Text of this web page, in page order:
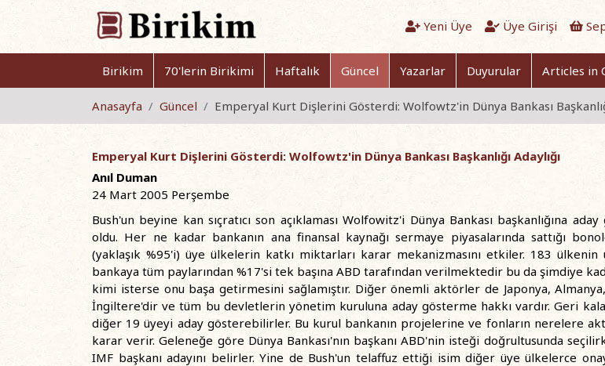
Yeni Üye Üye Girişi
Birikim 70'lerin Birikimi Haftalık Güncel Yazarlar Duyurular Articles in
Anasayfa Güncel Emperyal Kurt Dişlerini Gösterdi: Wolfowtz'in Dünya Bankası
Emperyal Kurt Dişlerini Gösterdi: Wolfowtz'in Dünya Bankası Başkanlığı Adaylığı
Anıl Duman
24 Mart 2005 Perşembe
Bush'un beyine kan sıçratıcı son açıklaması Wolfowitz'i Dünya Bankası başkanlığına
oldu. Her ne kadar bankanın ana finansal kaynağı sermaye piyasalarında sattığı
(yaklaşık %95'i) üye ülkelerin katkı miktarları karar mekanizmasını etkiler. 183 ülkenin
bankaya tüm paylarından %17'si tek başına ABD tarafından verilmektedir bu da şimdiye
kimi isterse onu başa getirmesini sağlamıştır. Diğer önemli aktörler de Japonya,
İngiltere'dir ve tüm bu devletlerin yönetim kuruluna aday gösterme hakkı vardır. Geri
diğer 19 üyeyi aday gösterebilirler. Bu kurul bankanın projelerine ve fonların nerelere
karar verir. Geleneğe göre Dünya Bankası'nın başkanı ABD'nin isteği doğrultusunda
IMF başkanı adayını belirler. Yine de Bush'un telaffuz ettiği isim diğer üye ülkelerce